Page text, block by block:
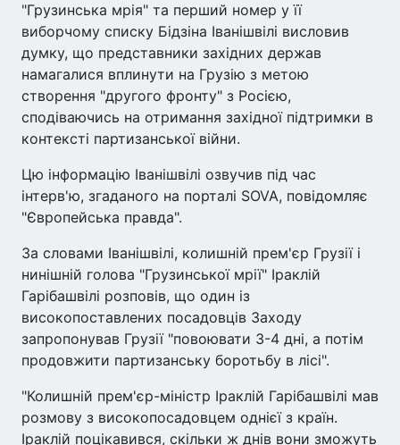
"Грузинська мрія" та перший номер у її
виборчому списку Бідзіна Іванішвілі висловив
думку, що представники західних держав
намагалися вплинути на Грузію з метою
створення "другого фронту" з Росією,
сподіваючись на отримання західної підтримки в
контексті партизанської війни.
Цю інформацію Іванішвілі озвучив під час
інтерв'ю, згаданого на порталі SOVA, повідомляє
"Європейська правда".
За словами Іванішвілі, колишній прем'єр Грузії і
нинішній голова "Грузинської мрії" Іраклій
Гарібашвілі розповів, що один із
високопоставлених посадовців Заходу
запропонував Грузії "повоювати 3-4 дні, а потім
продовжити партизанську боротьбу в лісі".
"Колишній прем'єр-міністр Іраклій Гарібашвілі мав
розмову з високопосадовцем однієї з країн.
Іраклій поцікавився, скільки ж днів вони зможуть